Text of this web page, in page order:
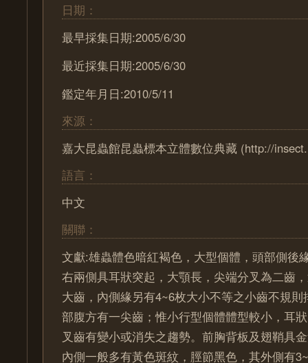
日期：
最早採集日期:2005/6/30
最近採集日期:2005/6/30
鑑定年月日:2010/5/11
來源：
嘉大昆蟲館昆蟲標本立體數位典藏 (http://
語言：
中文
關聯：
文獻:雄蟲體色暗紅褐色，大型個體，頭部側後
右兩側具耳狀突起，大顎長，尖端分叉為二齒
大齒，內側緣另有4~6枚大小不等之小齒不規
部腹方有一尖齒；惟小行型個體體型較小，耳
叉齒有變小或消失之趨勢。前胸背板及翅鞘具
內側一般多有黃色斑紋，脛節黑色，其外側有